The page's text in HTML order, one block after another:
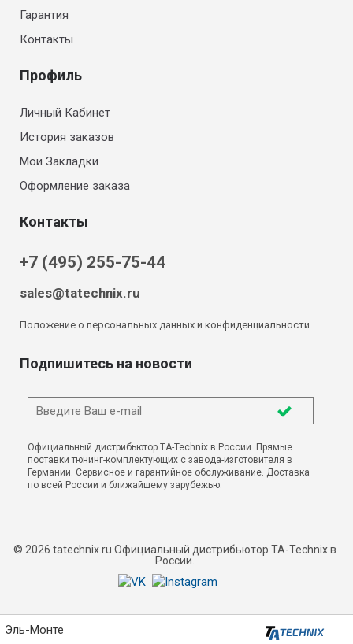
Эль-Монте
Гарантия
Контакты
Профиль
Личный Кабинет
История заказов
Мои Закладки
Оформление заказа
Контакты
+7 (495) 255-75-44
sales@tatechnix.ru
Положение о персональных данных и конфиденциальности
Подпишитесь на новости
Официальный дистрибьютор TA-Technix в России. Прямые
поставки тюнинг-комплектующих с завода-изготовителя в
Германии. Сервисное и гарантийное обслуживание. Доставка
по всей России и ближайшему зарубежью.
© 2026 tatechnix.ru Официальный дистрибьютор TA-Technix в
России.